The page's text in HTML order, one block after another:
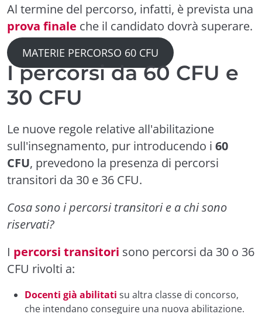
Al termine del percorso, infatti, è prevista una
prova finale che il candidato dovrà superare.
MATERIE PERCORSO 60 CFU
I percorsi da 60 CFU e
30 CFU
Le nuove regole relative all'abilitazione
sull'insegnamento, pur introducendo i 60
CFU, prevedono la presenza di percorsi
transitori da 30 e 36 CFU.
Cosa sono i percorsi transitori e a chi sono
riservati?
I percorsi transitori sono percorsi da 30 o 36
CFU rivolti a:
Docenti già abilitati su altra classe di concorso,
che intendano conseguire una nuova abilitazione.